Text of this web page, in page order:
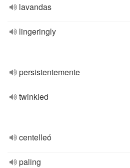
lavandas
lingeringly
persistentemente
twinkled
centelleó
paling